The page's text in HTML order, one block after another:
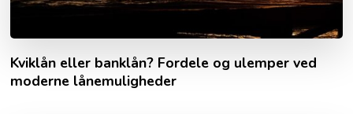
Kviklån eller banklån? Fordele og ulemper ved
moderne lånemuligheder